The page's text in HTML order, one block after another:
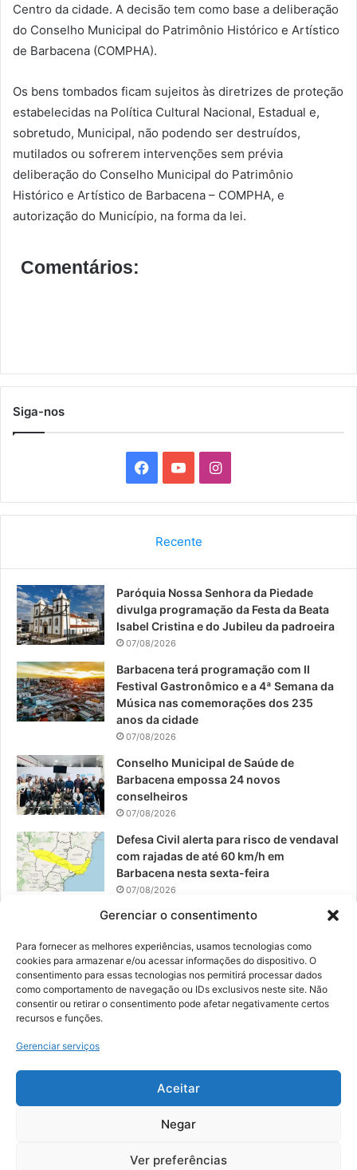
Gerenciar o consentimento
Para fornecer as melhores experiências, usamos tecnologias como
cookies para armazenar e/ou acessar informações do dispositivo. O
consentimento para essas tecnologias nos permitirá processar dados
como comportamento de navegação ou IDs exclusivos neste site. Não
consentir ou retirar o consentimento pode afetar negativamente certos
recursos e funções.
Gerenciar serviços
Aceitar
Negar
Ver preferências
Centro da cidade. A decisão tem como base a deliberação
do Conselho Municipal do Patrimônio Histórico e Artístico
de Barbacena (COMPHA).
Os bens tombados ficam sujeitos às diretrizes de proteção
estabelecidas na Política Cultural Nacional, Estadual e,
sobretudo, Municipal, não podendo ser destruídos,
mutilados ou sofrerem intervenções sem prévia
deliberação do Conselho Municipal do Patrimônio
Histórico e Artístico de Barbacena – COMPHA, e
autorização do Município, na forma da lei.
Comentários:
Siga-nos
a
b
o
k
o
u
b
I
n
a
g
a
Recente
Paróquia Nossa Senhora da Piedade
divulga programação da Festa da Beata
Isabel Cristina e do Jubileu da padroeira
07/08/2026
Barbacena terá programação com II
Festival Gastronômico e a 4ª Semana da
Música nas comemorações dos 235
anos da cidade
07/08/2026
Conselho Municipal de Saúde de
Barbacena empossa 24 novos
conselheiros
07/08/2026
Defesa Civil alerta para risco de vendaval
com rajadas de até 60 km/h em
Barbacena nesta sexta-feira
07/08/2026
EPCAR tem a melhor nota do IDEB no
06/08/2026
© 2026, Todos os direitos reservados | Desenvolvido por:
Digital Business| Hospedado por:NP Publicidade
Fale Conosco
Sobre Nós
Política de Segurança e Privacidade
Facebook
YouTubeInstagram